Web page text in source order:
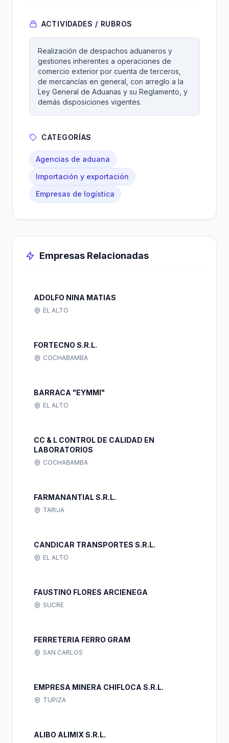
ACTIVIDADES / RUBROS
Realización de despachos aduaneros y
gestiones inherentes a operaciones de
comercio exterior por cuenta de terceros,
de mercancías en general, con arreglo a la
Ley General de Aduanas y su Reglamento, y
demás disposiciones vigentes.
CATEGORÍAS
Agencias de aduana
Importación y exportación
Empresas de logística
Empresas Relacionadas
ADOLFO NINA MATIAS
EL ALTO
FORTECNO S.R.L.
COCHABAMBA
BARRACA "EYMMI"
EL ALTO
CC & L CONTROL DE CALIDAD EN
LABORATORIOS
COCHABAMBA
FARMANANTIAL S.R.L.
TARIJA
CANDICAR TRANSPORTES S.R.L.
EL ALTO
FAUSTINO FLORES ARCIENEGA
SUCRE
FERRETERIA FERRO GRAM
SAN CARLOS
EMPRESA MINERA CHIFLOCA S.R.L.
TUPIZA
ALIBO ALIMIX S.R.L.